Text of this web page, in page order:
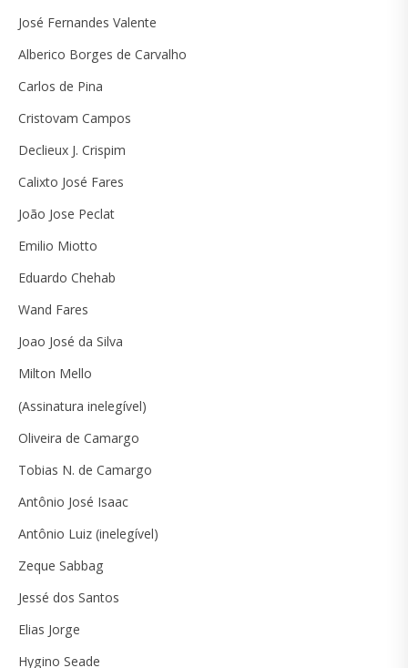
José Fernandes Valente
Alberico Borges de Carvalho
Carlos de Pina
Cristovam Campos
Declieux J. Crispim
Calixto José Fares
João Jose Peclat
Emilio Miotto
Eduardo Chehab
Wand Fares
Joao José da Silva
Milton Mello
(Assinatura inelegível)
Oliveira de Camargo
Tobias N. de Camargo
Antônio José Isaac
Antônio Luiz (inelegível)
Zeque Sabbag
Jessé dos Santos
Elias Jorge
Hygino Seade